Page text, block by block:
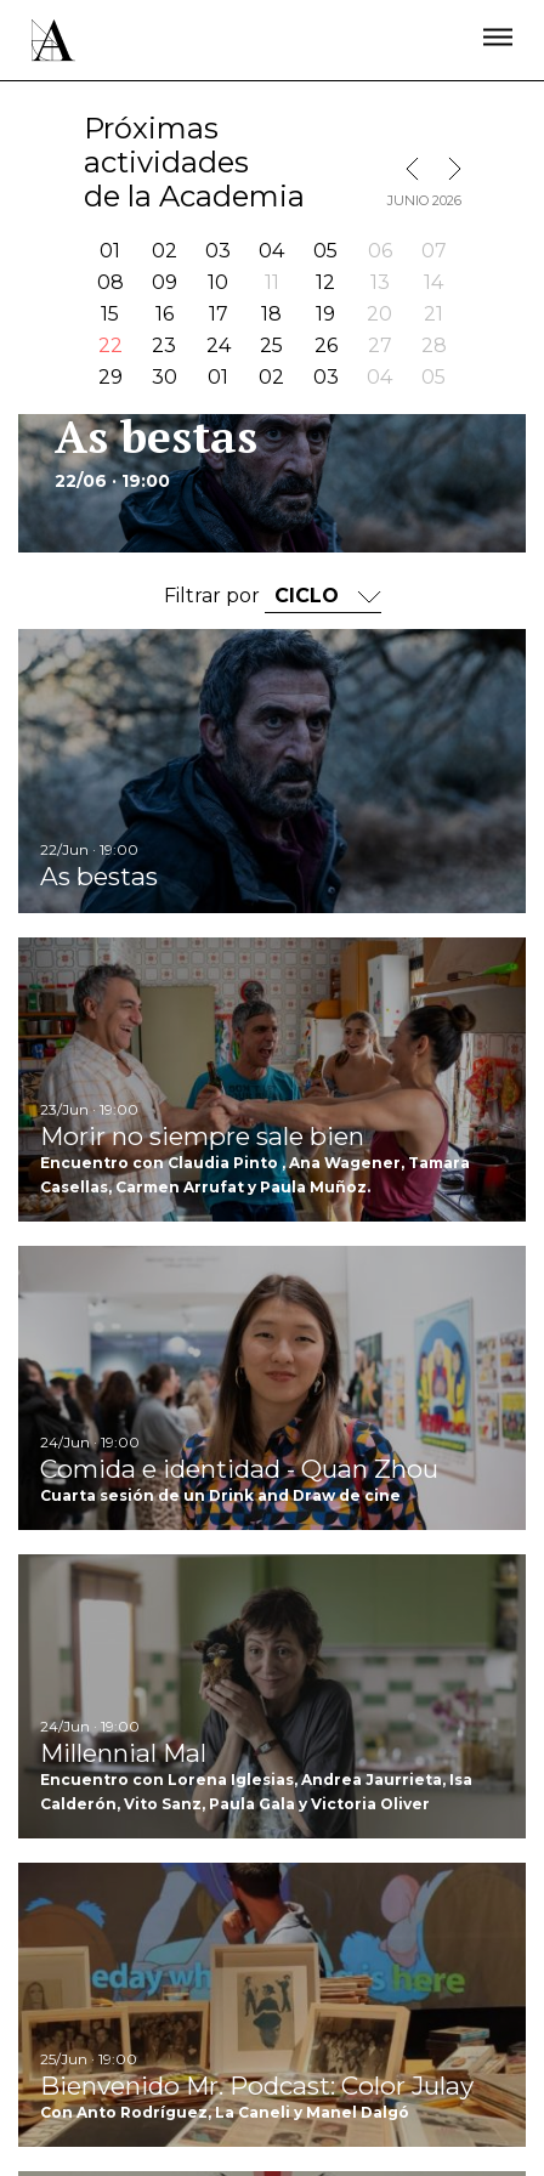
Próximas
actividades
de la Academia
MES ANTERIOR
MES SIGUIENTE
JUNIO 2026
01 02 03 04 05 06
07
08
09 10 11 12 13
14
15
16 17 18 19 20
21
22
23 24 25 26 27
28
29
30 01 02 03 04 05
As bestas
22/06 · 19:00
Filtrar por
22/Jun · 19:00
As bestas
23/Jun · 19:00
Morir no siempre sale bien
Encuentro con Claudia Pinto , Ana Wagener, Tamara
Casellas, Carmen Arrufat y Paula Muñoz.
24/Jun · 19:00
Comida e identidad - Quan Zhou
Cuarta sesión de un Drink and Draw de cine
24/Jun · 19:00
Millennial Mal
Encuentro con Lorena Iglesias, Andrea Jaurrieta, Isa
Calderón, Vito Sanz, Paula Gala y Victoria Oliver
25/Jun · 19:00
Bienvenido Mr. Podcast: Color Julay
Con Anto Rodríguez, La Caneli y Manel Dalgó
ÚNETE A LA ACADEMIA DE CINE
PRENSA
NEWSLETTER